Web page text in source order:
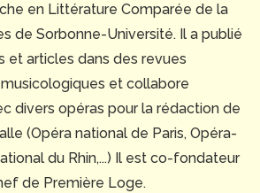
en Littérature Comparée de la
de Sorbonne-Université. Il a publié
et articles dans des revues
et collabore
divers opéras pour la rédaction de
(Opéra national de Paris, Opéra-
du Rhin,...) Il est co-fondateur
de Première Loge.